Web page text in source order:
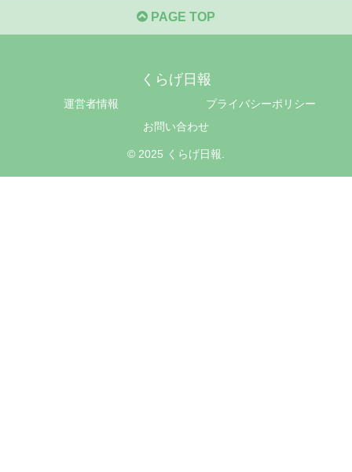
PAGE TOP
くらげ日報
運営者情報
プライバシーポリシー
お問い合わせ
© 2025 くらげ日報.